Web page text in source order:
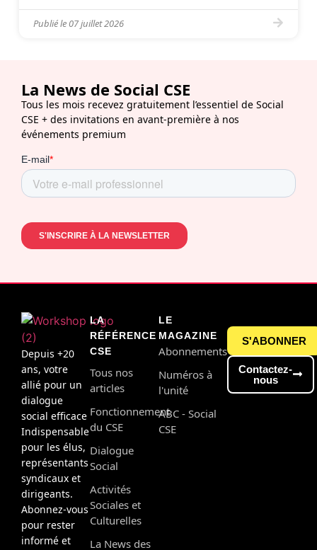
au […]
Publié le07 juillet 2026
La News de Social CSE
Tous les mois recevez gratuitement l’essentiel de Social
CSE + des invitations en avant-première à nos
événements premium
Depuis +20
ans, votre
allié pour un
dialogue
social efficace
Indispensable
pour les élus,
représentants
syndicaux et
dirigeants.
Abonnez-vous
pour rester
informé et
LA
RÉFÉRENCE
CSE
Tous nos
articles
Fonctionnement
du CSE
Dialogue
Social
Activités
Sociales et
Culturelles
La News des
LE
MAGAZINE
Abonnements
Numéros à
l'unité
ABC - Social
CSE
S'ABONNER
Contactez-
nous